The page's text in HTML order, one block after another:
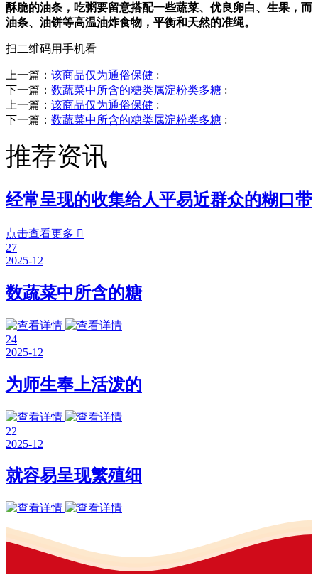
酥脆的油条，吃粥要留意搭配一些蔬菜、优良卵白、生果，而
油条、油饼等高温油炸食物，平衡和天然的准绳。
扫二维码用手机看
上一篇： 该商品仅为通俗保健 :
下一篇： 数蔬菜中所含的糖类属淀粉类多糖 :
上一篇： 该商品仅为通俗保健 :
下一篇： 数蔬菜中所含的糖类属淀粉类多糖 :
推荐资讯
经常呈现的收集给人平易近群众的糊口带
点击查看更多 
27
2025-12
数蔬菜中所含的糖
24
2025-12
为师生奉上活泼的
22
2025-12
就容易呈现繁殖细